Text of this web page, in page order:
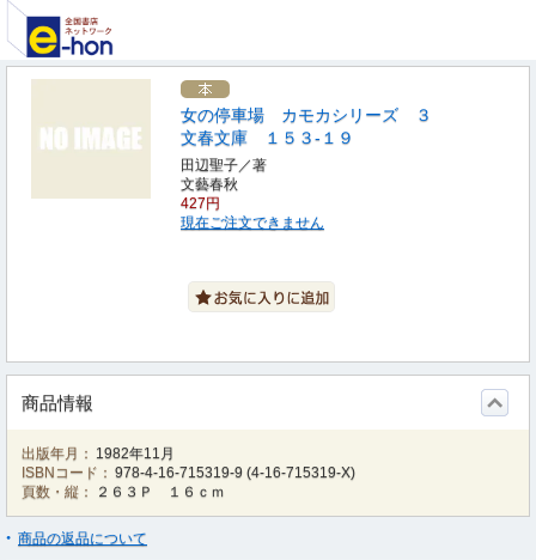
女の停車場 カモカシリーズ ３
文春文庫 １５３‐１９
田辺聖子／著
文藝春秋
427円
現在ご注文できません
商品情報
出版年月： 1982年11月
ISBNコード： 978-4-16-715319-9 (4-16-715319-X)
頁数・縦：
２６３Ｐ １６ｃｍ
商品の返品について